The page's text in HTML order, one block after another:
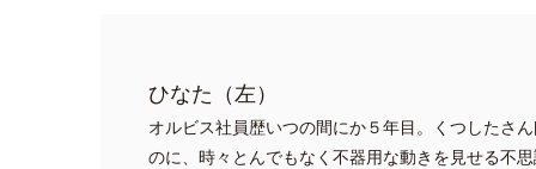
ひなた（左）
オルビス社員歴いつの間にか５年目。くつしたさ
のに、時々とんでもなく不器用な動きを見せる不